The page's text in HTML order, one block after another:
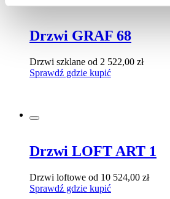
Drzwi GRAF 68
Drzwi szklane od 2 522,00 zł
Sprawdź gdzie kupić
Drzwi LOFT ART 1
Drzwi loftowe od 10 524,00 zł
Sprawdź gdzie kupić